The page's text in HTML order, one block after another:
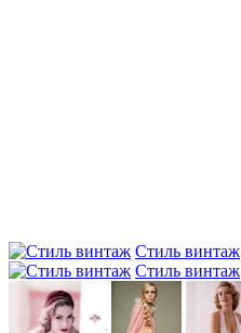
Стиль винтаж
Стиль винтаж